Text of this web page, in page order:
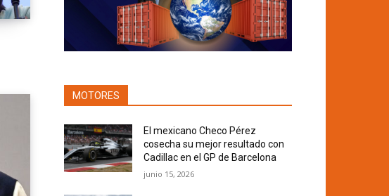
MOTORES
El mexicano Checo Pérez
cosecha su mejor resultado con
Cadillac en el GP de Barcelona
junio 15, 2026